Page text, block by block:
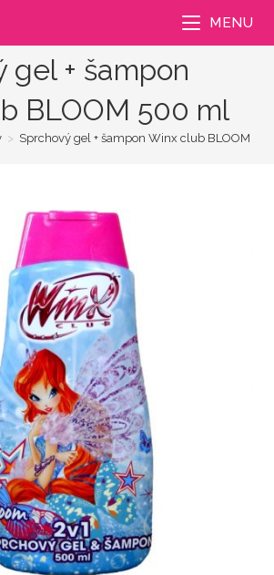
MENU
gel + šampon
BLOOM 500 ml
> Sprchový gel + šampon Winx club BLOOM